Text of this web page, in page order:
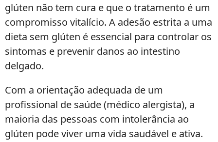
glúten não tem cura e que o tratamento é um
compromisso vitalício. A adesão estrita a uma
dieta sem glúten é essencial para controlar os
sintomas e prevenir danos ao intestino
delgado.
Com a orientação adequada de um
profissional de saúde (médico alergista), a
maioria das pessoas com intolerância ao
glúten pode viver uma vida saudável e ativa.